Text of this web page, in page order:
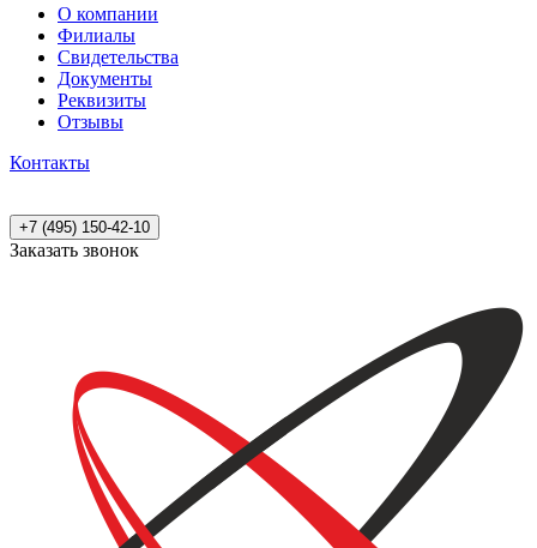
О компании
Филиалы
Свидетельства
Документы
Реквизиты
Отзывы
Контакты
+7 (495) 150-42-10
Заказать звонок